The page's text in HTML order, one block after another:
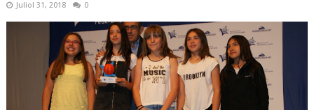
Juliol 31, 2018 0